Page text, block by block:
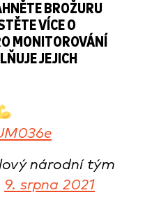
BROŽURU
VÍCE O
MONITOROVÁNÍ
JEJICH
národní tým
9. srpna 2021